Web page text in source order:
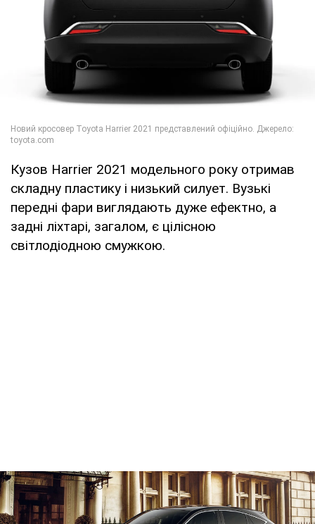
Кузов Harrier 2021 модельного року отримав
складну пластику і низький силует. Вузькі
передні фари виглядають дуже ефектно, а
задні ліхтарі, загалом, є цілісною
світлодіодною смужкою.